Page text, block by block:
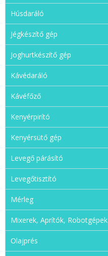
Húsdaráló
Jégkészítő gép
Joghurtkészítő gép
Kávédaráló
Kávéfőző
Kenyérpirító
Kenyérsütő gép
Levegő párásító
Levegőtisztító
Mérleg
Mixerek, Aprítók, Robotgépek
Olajprés